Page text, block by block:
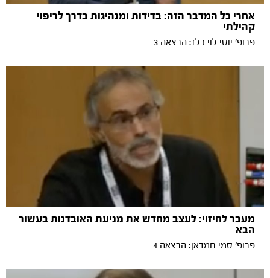
אחרי כל המדבר הזה: בדידות ומנהיגות בדרך לריפוי
קהילתי
פרופ׳ יוסי לוי בלז: הרצאה 3
מעבר לחיזוי: לעצב מחדש את מניעת האובדנות בעשור
הבא
פרופ׳ סמי חמדאן: הרצאה 4